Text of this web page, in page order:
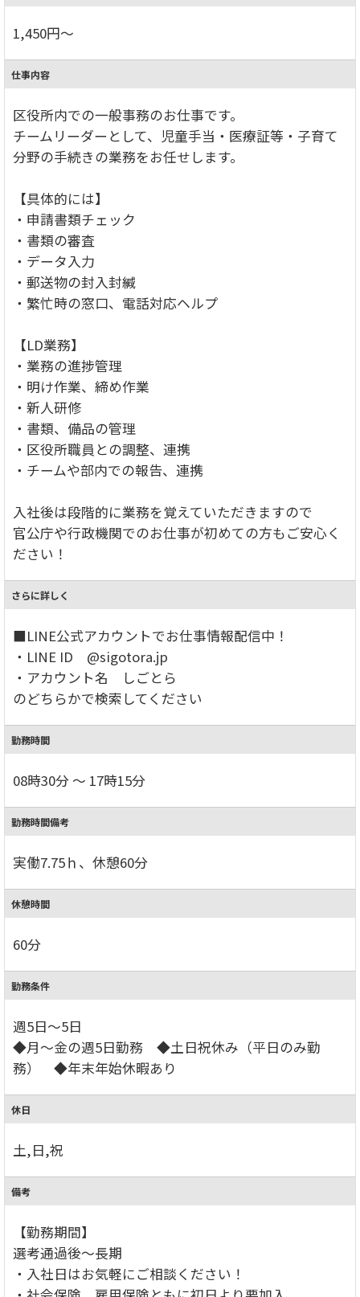
1,450円～
仕事内容
区役所内での一般事務のお仕事です。
チームリーダーとして、児童手当・医療証等・子育て
分野の手続きの業務をお任せします。
【具体的には】
・申請書類チェック
・書類の審査
・データ入力
・郵送物の封入封緘
・繁忙時の窓口、電話対応ヘルプ
【LD業務】
・業務の進捗管理
・明け作業、締め作業
・新人研修
・書類、備品の管理
・区役所職員との調整、連携
・チームや部内での報告、連携
入社後は段階的に業務を覚えていただきますので
官公庁や行政機関でのお仕事が初めての方もご安心く
ださい！
さらに詳しく
■LINE公式アカウントでお仕事情報配信中！
・LINE ID @sigotora.jp
・アカウント名 しごとら
のどちらかで検索してください
勤務時間
08時30分 ～ 17時15分
勤務時間備考
実働7.75ｈ、休憩60分
休憩時間
60分
勤務条件
週5日～5日
◆月～金の週5日勤務 ◆土日祝休み（平日のみ勤
務） ◆年末年始休暇あり
休日
土,日,祝
備考
【勤務期間】
選考通過後～長期
・入社日はお気軽にご相談ください！